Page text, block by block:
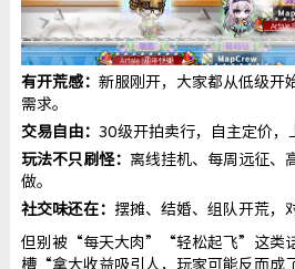
有开荒感： 新服刚开，大家都从低级开
需求。
交易自由：
30级开拍卖行，自主定价，
玩法不只刷怪：
离线挂机、每周远征、
做。
社交味还在： 摆摊、结婚、组队开荒，
但别被“每天大肉”“轻松起飞”这类
槽“拿大收益吸引人，玩家可能反而成